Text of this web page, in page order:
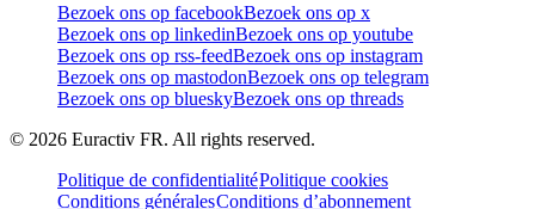
Bezoek ons op facebookBezoek ons op x
Bezoek ons op linkedinBezoek ons op youtube
Bezoek ons op rss-feedBezoek ons op instagram
Bezoek ons op mastodonBezoek ons op telegram
Bezoek ons op blueskyBezoek ons op threads
© 2026 Euractiv FR. All rights reserved.
Politique de confidentialitéPolitique cookies
Conditions généralesConditions d’abonnement